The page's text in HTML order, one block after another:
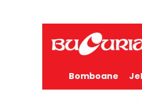
Bomboane